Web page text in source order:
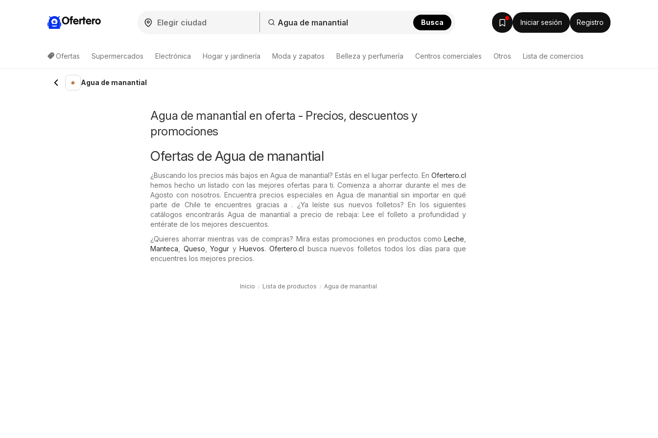
Ofertero Busca Iniciar sesión Registro
Ofertas Supermercados Electrónica Hogar y jardinería Moda y zapatos Belleza y perfumería Centros comerciales Otros Lista de comercios
Lista de productosAgua de manantial
Agua de manantial en oferta - Precios, descuentos y
promociones
Ofertas de Agua de manantial
¿Buscando los precios más bajos en Agua de manantial? Estás en el lugar perfecto. En Ofertero.cl
hemos hecho un listado con las mejores ofertas para ti. Comienza a ahorrar durante el mes de
Agosto con nosotros. Encuentra precios especiales en Agua de manantial sin importar en qué
parte de Chile te encuentres gracias a . ¿Ya leíste sus nuevos folletos? En los siguientes
catálogos encontrarás Agua de manantial a precio de rebaja: Lee el folleto a profundidad y
entérate de los mejores descuentos.
¿Quieres ahorrar mientras vas de compras? Mira estas promociones en productos como Leche
Manteca
Queso ,Yogur yHuevos.Ofertero.cl busca nuevos folletos todos los días para que
encuentres los mejores precios.
Inicio Lista de productos Agua de manantial